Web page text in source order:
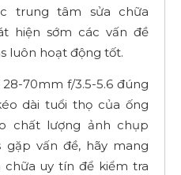
trung tâm sửa chữa
hiện sớm các vấn đề
luôn hoạt động tốt.
70mm f/3.5-5.6 đúng
dài tuổi thọ của ống
chất lượng ảnh chụp
gặp vấn đề, hãy mang
uy tín để kiểm tra